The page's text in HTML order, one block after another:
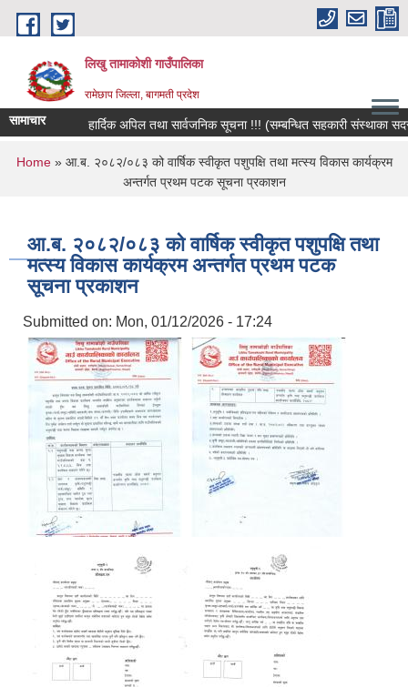
Skip to main content
लिखु तामाकोशी गाउँपालिका
रामेछाप जिल्ला, बागमती प्रदेश
सामाचार हार्दिक अपिल तथा सार्वजनिक सूचना !!! (सम्बन्धित सहकारी संस्थाका सदस्य,
You are here
Home» आ.ब. २०८२/०८३ को वार्षिक स्वीकृत पशुपक्षि तथा मत्स्य विकास कार्यक्रम
अन्तर्गत प्रथम पटक सूचना प्रकाशन
आ.ब. २०८२/०८३ को वार्षिक स्वीकृत पशुपक्षि तथा
मत्स्य विकास कार्यक्रम अन्तर्गत प्रथम पटक
सूचना प्रकाशन
Submitted on: Mon, 01/12/2026 - 17:24